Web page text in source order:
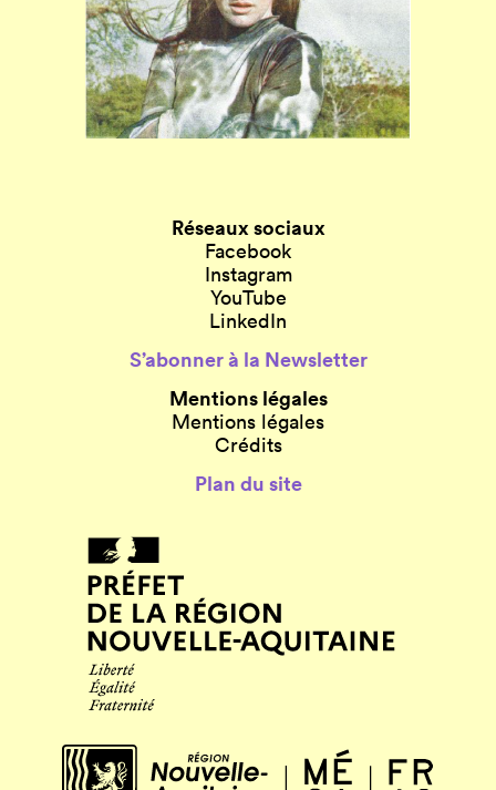
Réseaux sociaux
Facebook
Instagram
YouTube
LinkedIn
S’abonner à la Newsletter
Mentions légales
Mentions légales
Crédits
Plan du site